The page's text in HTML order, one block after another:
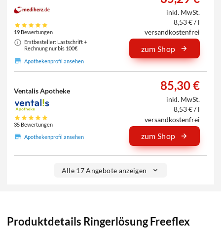
19 Bewertungen
Erstbesteller: Lastschrift +
Rechnung nur bis 100€
Apothekenprofil ansehen
inkl. MwSt.
8,53 € / l
versandkostenfrei
zum Shop
Ventalis Apotheke
35 Bewertungen
Apothekenprofil ansehen
85,30 €
inkl. MwSt.
8,53 € / l
versandkostenfrei
zum Shop
Alle 17 Angebote anzeigen
Produktdetails Ringerlösung Freeflex